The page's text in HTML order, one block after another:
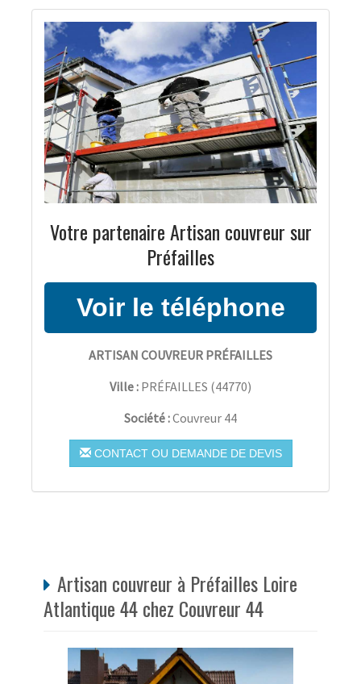
Votre partenaire Artisan couvreur sur
Préfailles
ARTISAN COUVREUR PRÉFAILLES
Ville : PRÉFAILLES (44770)
Société :Couvreur 44
CONTACT OU DEMANDE DE DEVIS
Artisan couvreur à Préfailles Loire
Atlantique 44 chez Couvreur 44